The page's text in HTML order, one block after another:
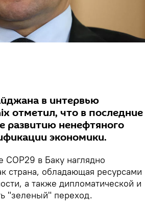
в интервью
отметил, что в последние
развитию ненефтяного
экономики.
COP29 в Баку наглядно
страна, обладающая ресурсами
а также дипломатической и
"зеленый" переход.